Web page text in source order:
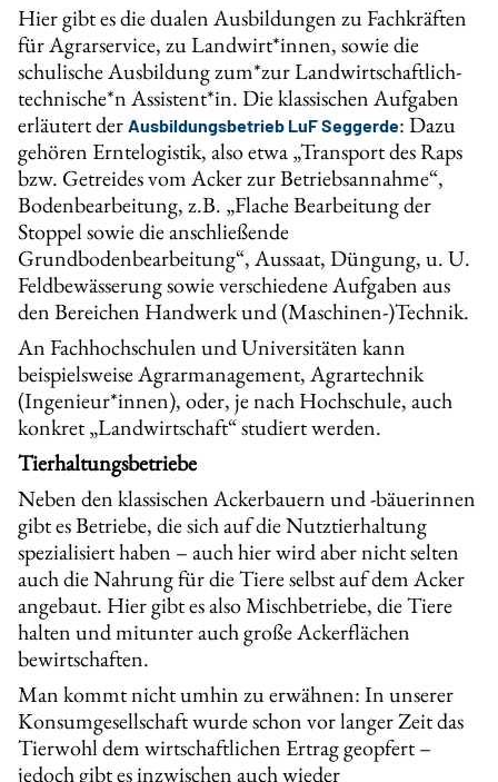
Hier gibt es die dualen Ausbildungen zu Fachkräften
für Agrarservice, zu Landwirt*innen, sowie die
schulische Ausbildung zum*zur Landwirtschaftlich-
technische*n Assistent*in. Die klassischen Aufgaben
erläutert der Ausbildungsbetrieb LuF Seggerde: Dazu
gehören Erntelogistik, also etwa „Transport des Raps
bzw. Getreides vom Acker zur Betriebsannahme“,
Bodenbearbeitung, z.B. „Flache Bearbeitung der
Stoppel sowie die anschließende
Grundbodenbearbeitung“, Aussaat, Düngung, u. U.
Feldbewässerung sowie verschiedene Aufgaben aus
den Bereichen Handwerk und (Maschinen-)Technik.
An Fachhochschulen und Universitäten kann
beispielsweise Agrarmanagement, Agrartechnik
(Ingenieur*innen), oder, je nach Hochschule, auch
konkret „Landwirtschaft“ studiert werden.
Tierhaltungsbetriebe
Neben den klassischen Ackerbauern und -bäuerinnen
gibt es Betriebe, die sich auf die Nutztierhaltung
spezialisiert haben – auch hier wird aber nicht selten
auch die Nahrung für die Tiere selbst auf dem Acker
angebaut. Hier gibt es also Mischbetriebe, die Tiere
halten und mitunter auch große Ackerflächen
bewirtschaften.
Man kommt nicht umhin zu erwähnen: In unserer
Konsumgesellschaft wurde schon vor langer Zeit das
Tierwohl dem wirtschaftlichen Ertrag geopfert –
jedoch gibt es inzwischen auch wieder